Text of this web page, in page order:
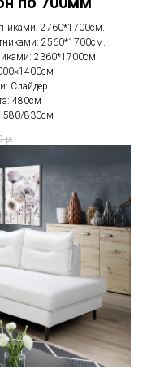
2760*1700см.
2560*1700см.
2360*1700см.
Слайдер
480см
580/830см
р.